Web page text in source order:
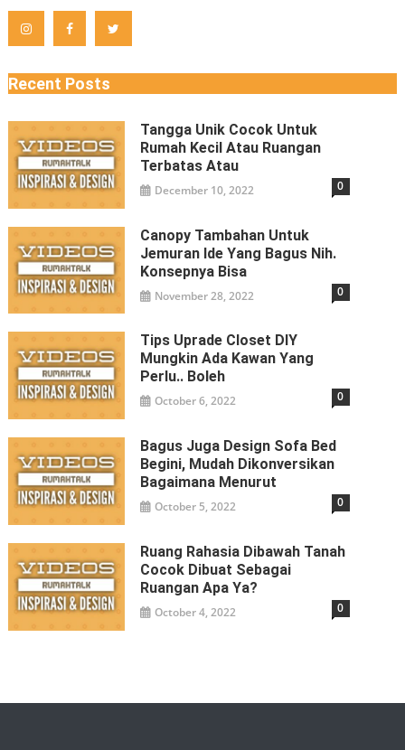
Recent Posts
Tangga Unik Cocok Untuk
Rumah Kecil Atau Ruangan
Terbatas Atau
December 10, 2022 0
Canopy Tambahan Untuk
Jemuran Ide Yang Bagus Nih.
Konsepnya Bisa
November 28, 2022 0
Tips Uprade Closet DIY
Mungkin Ada Kawan Yang
Perlu.. Boleh
October 6, 2022 0
Bagus Juga Design Sofa Bed
Begini, Mudah Dikonversikan
Bagaimana Menurut
October 5, 2022 0
Ruang Rahasia Dibawah Tanah
Cocok Dibuat Sebagai
Ruangan Apa Ya?
October 4, 2022 0